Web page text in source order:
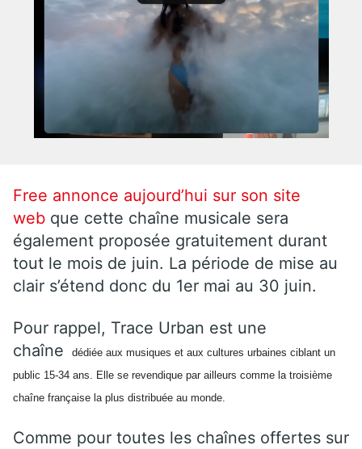
Free annonce aujourd’hui sur son site
web que cette chaîne musicale sera
également proposée gratuitement durant
tout le mois de juin. La période de mise au
clair s’étend donc du 1er mai au 30 juin.
Pour rappel, Trace Urban est une
chaîne
dédiée aux musiques et aux cultures urbaines ciblant un
public 15-34 ans. Elle se revendique par ailleurs comme la troisième
chaîne française la plus distribuée au monde.
Comme pour toutes les chaînes offertes sur